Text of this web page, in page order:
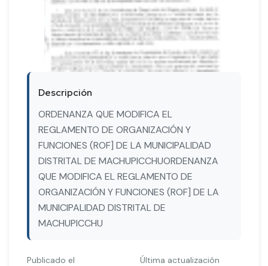
Descripción
ORDENANZA QUE MODIFICA EL
REGLAMENTO DE ORGANIZACIÓN Y
FUNCIONES (ROF] DE LA MUNICIPALIDAD
DISTRITAL DE MACHUPICCHUORDENANZA
QUE MODIFICA EL REGLAMENTO DE
ORGANIZACIÓN Y FUNCIONES (ROF] DE LA
MUNICIPALIDAD DISTRITAL DE
MACHUPICCHU
Publicado el Última actualización